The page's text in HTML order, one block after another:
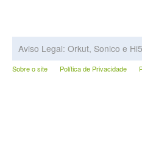
Aviso Legal: Orkut, Sonico e
Sobre o site Política de Privacidade